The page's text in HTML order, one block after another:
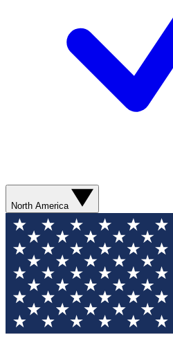
North America